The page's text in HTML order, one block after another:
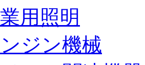
用照明
ジン機械